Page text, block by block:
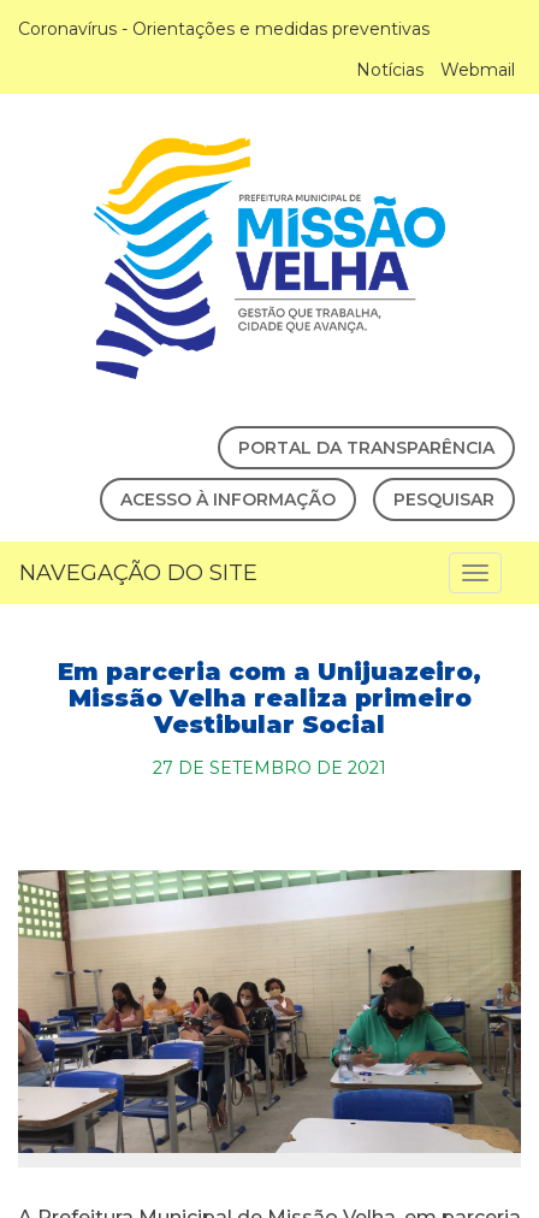
Coronavírus - Orientações e medidas preventivas
Notícias
Webmail
PORTAL DA TRANSPARÊNCIA
ACESSO À INFORMAÇÃO PESQUISAR
NAVEGAÇÃO DO SITE
Em parceria com a Unijuazeiro,
Missão Velha realiza primeiro
Vestibular Social
27 DE SETEMBRO DE 2021